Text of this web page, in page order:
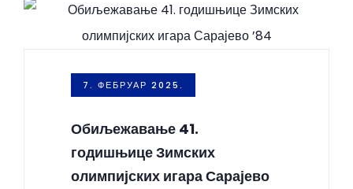
7. ФЕБРУАР 2025.
Обиљежавање 41.
годишњице Зимских
олимпијских игара Сарајево